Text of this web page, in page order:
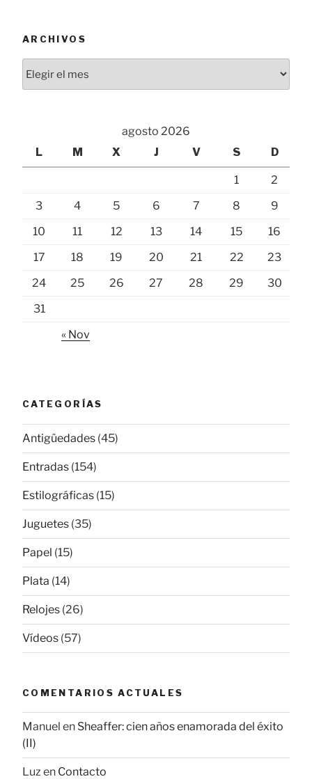
ARCHIVOS
agosto 2026
L
M X J V S D
1
2
3
4 5 6 7 8
9
10
11 12 13 14 15
16
17
18 19 20 21 22
23
24
25 26 27 28 29
30
31
« Nov
CATEGORÍAS
Antigüedades (45)
Entradas (154)
Estilográficas (15)
Juguetes (35)
Papel (15)
Plata (14)
Relojes (26)
Vídeos (57)
COMENTARIOS ACTUALES
Manuel en Sheaffer: cien años enamorada del éxito
(II)
Luzen Contacto